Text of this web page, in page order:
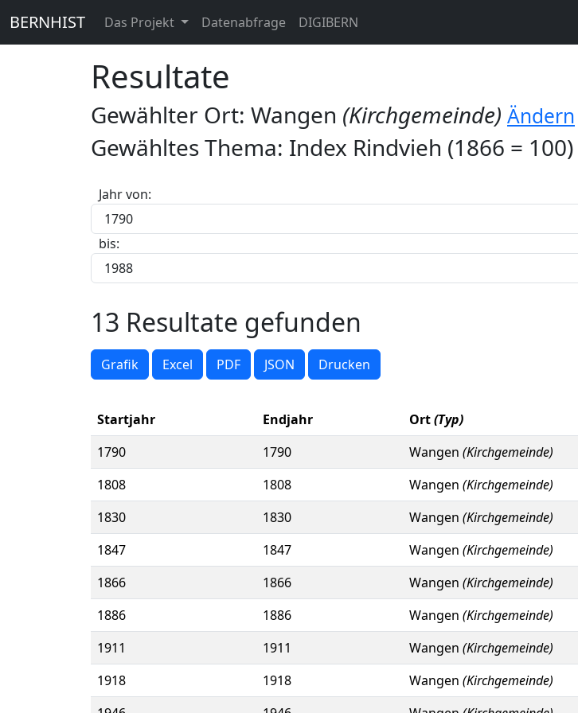
BERNHIST Das Projekt Datenabfrage DIGIBERN
Resultate
Gewählter Ort: Wangen (Kirchgemeinde) Ändern
Gewähltes Thema: Index Rindvieh (1866 = 100)
Jahr von:
bis:
13 Resultate gefunden
Grafik Excel PDF JSON Drucken
Startjahr Endjahr Ort(Typ)
1790
1790 Wangen (Kirchgemeinde)
1808
1808 Wangen (Kirchgemeinde)
1830
1830 Wangen (Kirchgemeinde)
1847
1847 Wangen (Kirchgemeinde)
1866
1866 Wangen (Kirchgemeinde)
1886
1886 Wangen (Kirchgemeinde)
1911
1911 Wangen (Kirchgemeinde)
1918
1918 Wangen (Kirchgemeinde)